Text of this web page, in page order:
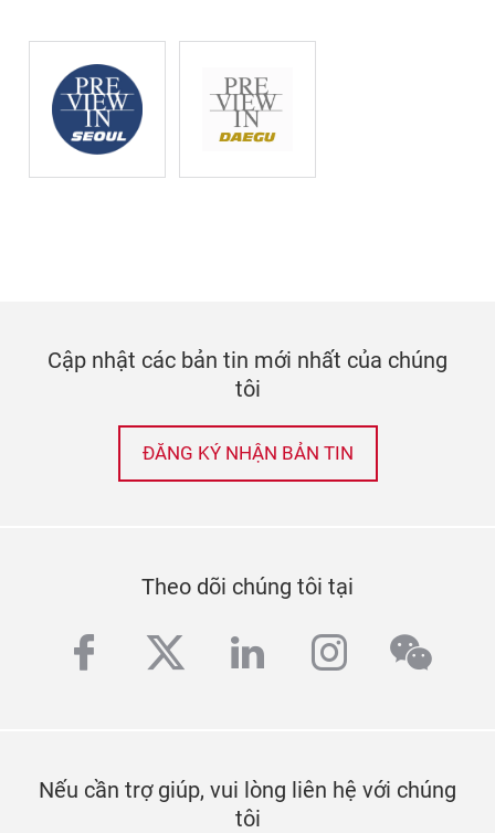
Cập nhật các bản tin mới nhất của chúng
tôi
ĐĂNG KÝ NHẬN BẢN TIN
Theo dõi chúng tôi tại
facebook
twitterlinkedin
Nếu cần trợ giúp, vui lòng liên hệ với chúng
tôi